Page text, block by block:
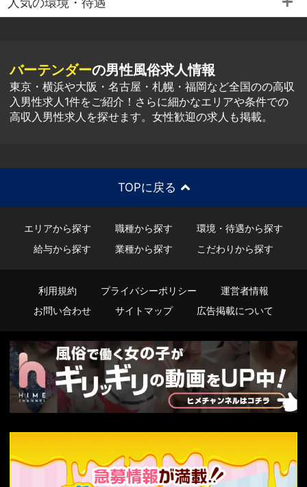
バーテンダーの男性風俗求人情報
東京・横浜や大阪・名古屋・札幌・福岡など全国のの高収
入男性求人1件をご紹介！さらに細かなエリアや条件での
高収入男性求人を探せます。女性歓迎の求人も掲載。
TOPに戻る
エリアから探す 職種から探す
環境・待遇から探す
給与から探す
業種から探す こだわりから探す
利用規約 プライバシーポリシー
運営者情報
お問い合わせ
サイトマップ 広告掲載について